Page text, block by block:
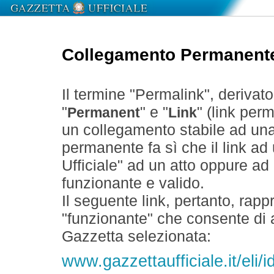
Collegamento
Il termine "Permalink",
" Permanent" e " Link" (link
un collegamento stabile ad
permanente fa sì che il link
Ufficiale" ad un atto oppure
funzionante e valido.
Il seguente link, pertanto,
"funzionante" che consente
Gazzetta selezionata:
www.gazzettaufficiale.it/eli/